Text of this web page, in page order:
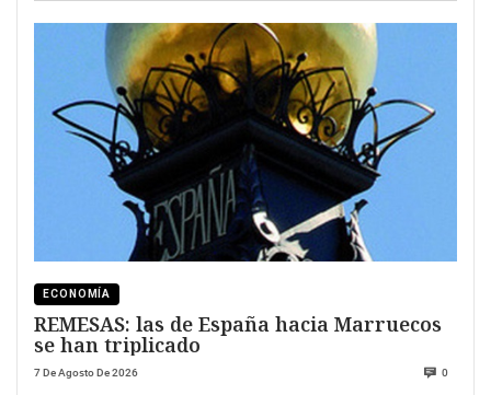
ECONOMÍA
REMESAS: las de España hacia Marruecos
se han triplicado
7 De Agosto De 2026 0